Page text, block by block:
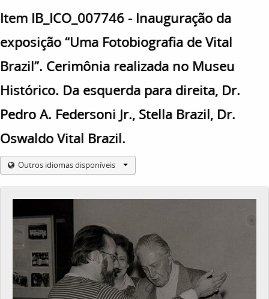
Item IB_ICO_007746 - Inauguração da
exposição “Uma Fotobiografia de Vital
Brazil”. Cerimônia realizada no Museu
Histórico. Da esquerda para direita, Dr.
Pedro A. Federsoni Jr., Stella Brazil, Dr.
Oswaldo Vital Brazil.
Outros idiomas disponíveis